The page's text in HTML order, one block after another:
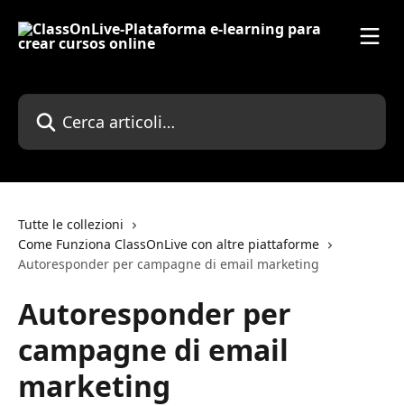
Cerca articoli…
Tutte le collezioni
Come Funziona ClassOnLive con altre piattaforme
Autoresponder per campagne di email marketing
Autoresponder per
campagne di email
marketing